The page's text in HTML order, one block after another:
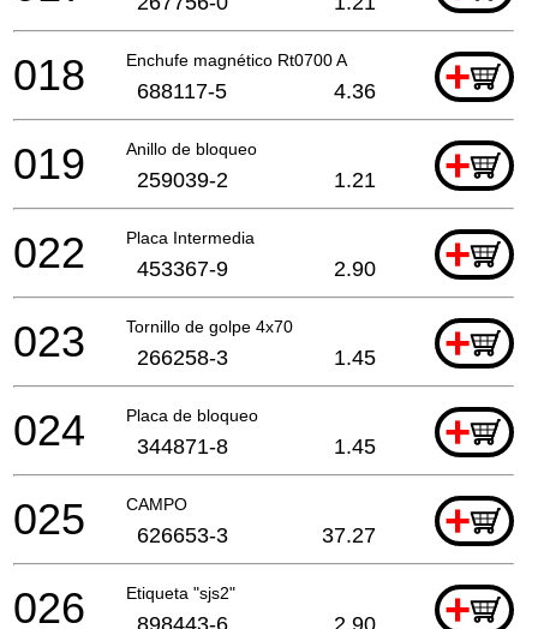
Enchufe magnético Rt0700 A +
018 688117-5 4.36
Anillo de bloqueo +
019 259039-2 1.21
Placa Intermedia +
022 453367-9 2.90
Tornillo de golpe 4x70 +
023 266258-3 1.45
Placa de bloqueo +
024 344871-8 1.45
CAMPO +
025 626653-3 37.27
Etiqueta "sjs2" +
026 898443-6 2.90